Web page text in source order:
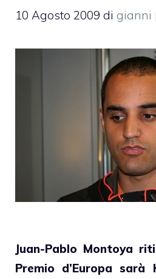
10 Agosto 2009 di gianni
Juan-Pablo Montoya
Premio d’Europa sarà